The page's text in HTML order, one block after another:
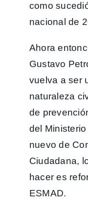
como
nacional de
Ahora
Gustavo
vuelva a ser
naturaleza
de
del
nuevo de
Ciudadana,
hacer es
ESMAD.